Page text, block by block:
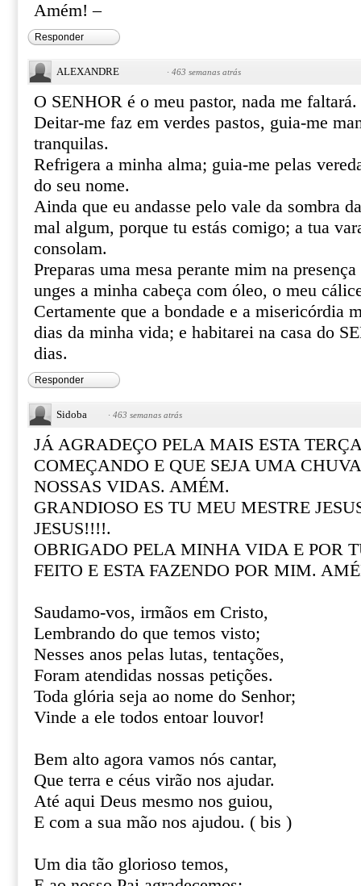
Amém! –
Responder
ALEXANDRE · 463 semanas atrás
O SENHOR é o meu pastor, nada me faltará.
Deitar-me faz em verdes pastos, guia-me
tranquilas.
Refrigera a minha alma; guia-me pelas
do seu nome.
Ainda que eu andasse pelo vale da sombra
mal algum, porque tu estás comigo; a tua
consolam.
Preparas uma mesa perante mim na
unges a minha cabeça com óleo, o meu
Certamente que a bondade e a misericórdia
dias da minha vida; e habitarei na casa do
dias.
Responder
Sidoba · 463 semanas atrás
JÁ AGRADEÇO PELA MAIS ESTA
COMEÇANDO E QUE SEJA UMA
NOSSAS VIDAS. AMÉM.
GRANDIOSO ES TU MEU MESTRE
JESUS!!!!.
OBRIGADO PELA MINHA VIDA E POR
FEITO E ESTA FAZENDO POR MIM.
Saudamo-vos, irmãos em Cristo,
Lembrando do que temos visto;
Nesses anos pelas lutas, tentações,
Foram atendidas nossas petições.
Toda glória seja ao nome do Senhor;
Vinde a ele todos entoar louvor!
Bem alto agora vamos nós cantar,
Que terra e céus virão nos ajudar.
Até aqui Deus mesmo nos guiou,
E com a sua mão nos ajudou. ( bis )
Um dia tão glorioso temos,